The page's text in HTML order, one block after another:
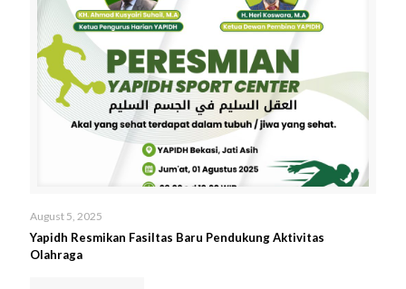
August 5, 2025
Yapidh Resmikan Fasiltas Baru Pendukung Aktivitas
Olahraga